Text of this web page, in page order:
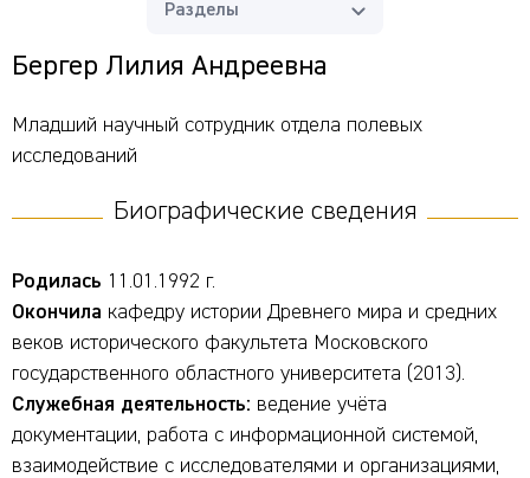
Разделы
Бергер Лилия Андреевна
Младший научный сотрудник отдела полевых
исследований
Биографические сведения
Родилась 11.01.1992 г.
Окончила кафедру истории Древнего мира и средних
веков исторического факультета Московского
государственного областного университета (2013).
Служебная деятельность: ведение учёта
документации, работа с информационной системой,
взаимодействие с исследователями и организациями,